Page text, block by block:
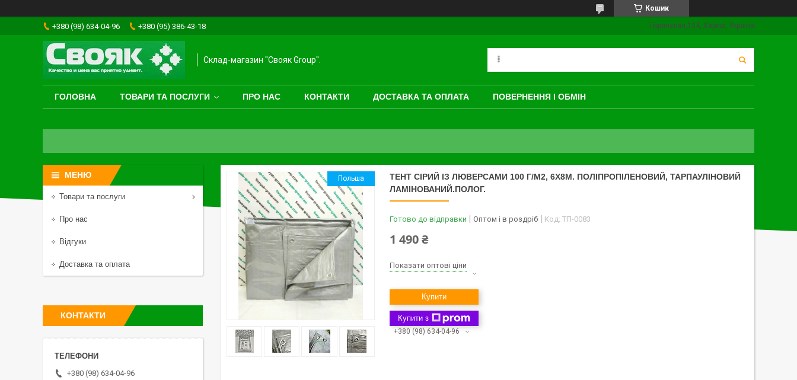
Кошик
+380 (98) 634-04-96 +380 (95) 386-43-18 Тюринская,134, Харків, Україна
Склад-магазин "Свояк Group".
ГОЛОВНА ТОВАРИ ТА ПОСЛУГИ ПРО НАС КОНТАКТИ ДОСТАВКА ТА ОПЛАТА ПОВЕРНЕННЯ І ОБМІН
Польша
ТЕНТ СІРИЙ ІЗ ЛЮВЕРСАМИ 100 Г/М2, 6Х8М. ПОЛІПРОПІЛЕНОВИЙ, ТАРПАУЛІНОВИЙ
ЛАМІНОВАНИЙ.ПОЛОГ.
Готово до відправки Оптом і в роздріб Код: ТП-0083
1 490 ₴
Показати оптові ціни
Купити
Купити з
+380 (98) 634-04-96
Товари та послуги
Про нас
Відгуки
Доставка та оплата
КОНТАКТИ
+380 (98) 634-04-96